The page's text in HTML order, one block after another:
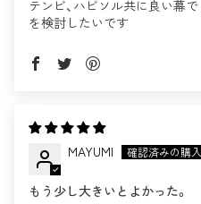
テンビ、ハビソル共に良い幕
を検討したいです
MAYUMI
もう少し大きいとよかった。